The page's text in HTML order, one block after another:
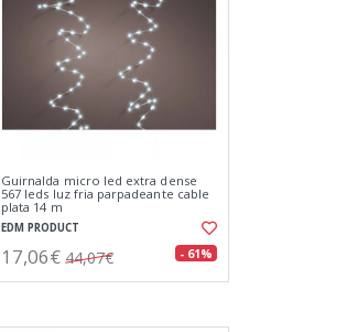
Guirnalda micro led extra dense
567 leds luz fria parpadeante cable
plata 14 m
EDM PRODUCT
17,06€ 44,07€ - 61%